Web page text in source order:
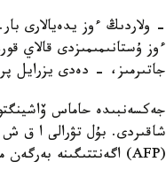
- ولاردىڭ ءوز يدەيالارى
ءوز ۇستانىمىمىزدى قالاي
جاتىرمىز، - دەدى يزرايل
جەكسەنبىدە حاماس
شاقىردى. بۇل تۋرالى ا ق ش
(AFP) اگەنتتىگىنە بەرگەن مالىمدەمەسىندە ايتىلعان.